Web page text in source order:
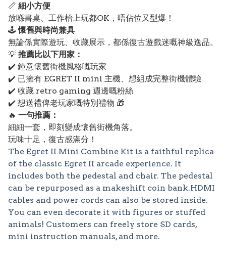
📏 細小方便
放喺書桌、工作枱上玩都OK，唔佔位又型爆！
🕹️懷舊與時尚兼具
無論係實際遊玩、收藏展示，都係復古遊戲迷嘅神級逸品。
💡 推薦比以下用家：
✔️ 鐘意懷舊街機風格嘅玩家
✔️ 已擁有 EGRET II mini 主機、想組成完整街機體驗
✔️ 收藏 retro gaming 週邊嘅粉絲
✔️ 想送禮俾老玩家嘅特別禮物 🎁
🔥 一句推薦：
細細一套，即刻變成懷舊街機角落。
玩味十足，復古感滿分！
The Egret II Mini Combine Kit is a faithful replica
of the classic Egret II arcade experience. It
includes both the pedestal and chair. The pedestal
can be repurposed as a makeshift coin bank.HDMI
cables and power cords can also be stored inside.
You can even decorate it with figures or stuffed
animals! Customers can freely store SD cards,
mini instruction manuals, and more.